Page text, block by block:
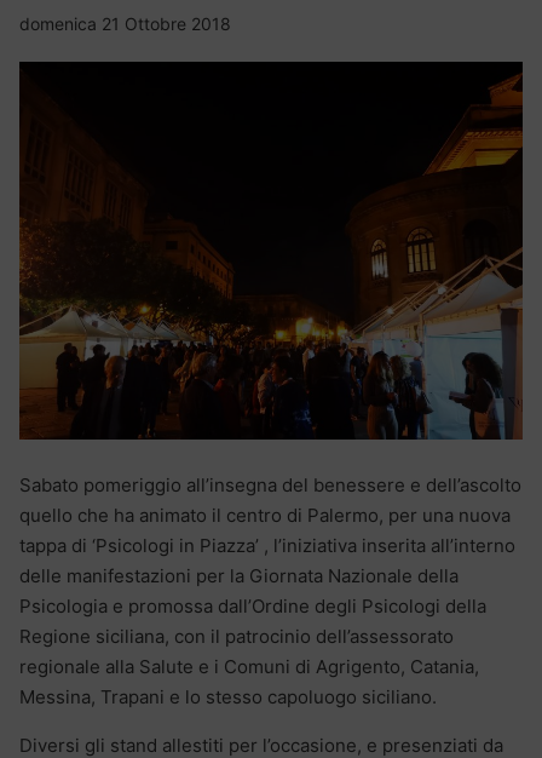
domenica 21 Ottobre 2018
Sabato pomeriggio all’insegna del benessere e dell’ascolto
quello che ha animato il centro di Palermo, per una nuova
tappa di ‘Psicologi in Piazza’ , l’iniziativa inserita all’interno
delle manifestazioni per la Giornata Nazionale della
Psicologia e promossa dall’Ordine degli Psicologi della
Regione siciliana, con il patrocinio dell’assessorato
regionale alla Salute e i Comuni di Agrigento, Catania,
Messina, Trapani e lo stesso capoluogo siciliano.
Diversi gli stand allestiti per l’occasione, e presenziati da